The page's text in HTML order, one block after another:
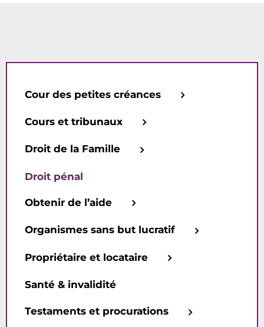
Cour des petites créances
Cours et tribunaux
Droit de la Famille
Droit pénal
Obtenir de l’aide
Organismes sans but lucratif
Propriétaire et locataire
Santé & invalidité
Testaments et procurations